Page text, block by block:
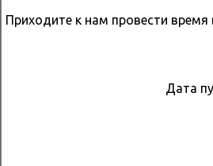
Приходите к нам провести время
Дата